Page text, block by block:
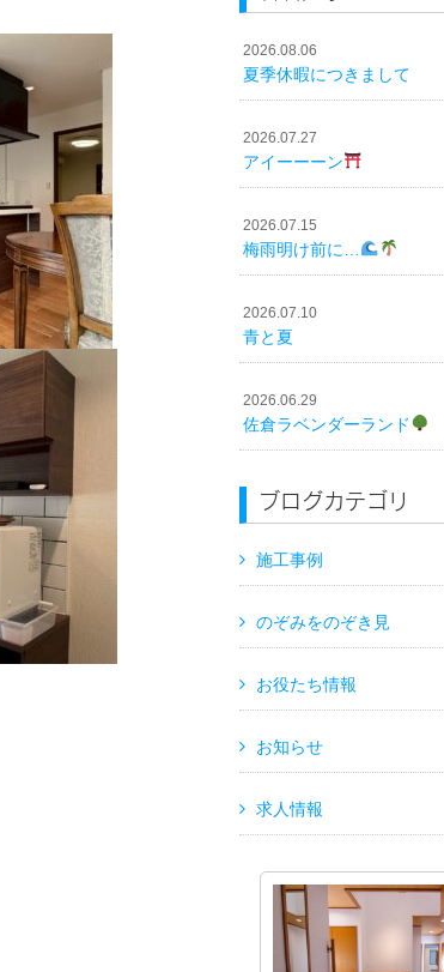
2026.08.06
夏季休暇につきまして
2026.07.27
アイーーーン
2026.07.15
梅雨明け前に…
2026.07.10
青と夏
2026.06.29
佐倉ラベンダーランド
ブログカテゴリ
施工事例
のぞみをのぞき見
お役たち情報
お知らせ
求人情報